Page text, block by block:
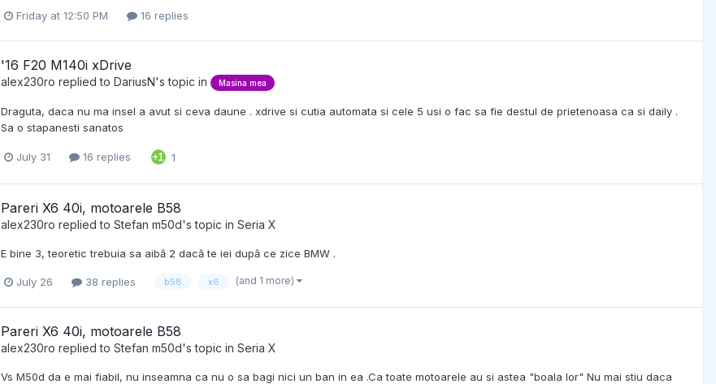
Friday at 12:50 PM 16 replies
'16 F20 M140i xDrive
alex230ro replied to DariusN's topic in Masina mea
Draguta, daca nu ma insel a avut si ceva daune . xdrive si cutia automata si cele 5 usi o fac sa fie destul de prietenoasa ca si daily .
Sa o stapanesti sanatos
July 31 16 replies 1
Pareri X6 40i, motoarele B58
alex230ro replied to Stefan m50d's topic in Seria X
E bine 3, teoretic trebuia sa aibă 2 dacă te iei după ce zice BMW .
July 26 38 replies b58 x6 (and 1 more)
Pareri X6 40i, motoarele B58
alex230ro replied to Stefan m50d's topic in Seria X
Vs M50d da e mai fiabil, nu inseamna ca nu o sa bagi nici un ban in ea .Ca toate motoarele au si astea "boala lor" Nu mai stiu daca